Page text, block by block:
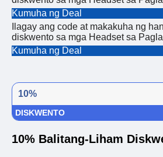
Kumuha ng Deal
Ilagay ang code at makakuha ng
diskwento sa mga Headset sa
Kumuha ng Deal
10%
DISKWENTO
10% Balitang-Liham